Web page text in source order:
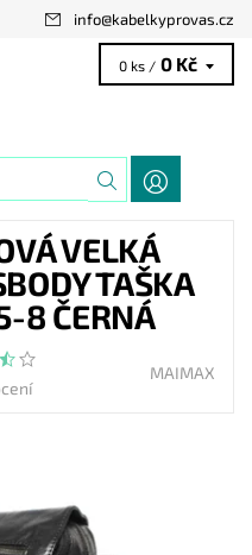
info@kabelkyprovas.cz
0 ks / 0 Kč
VELKÁ
TAŠKA
8 ČERNÁ
MAIMAX